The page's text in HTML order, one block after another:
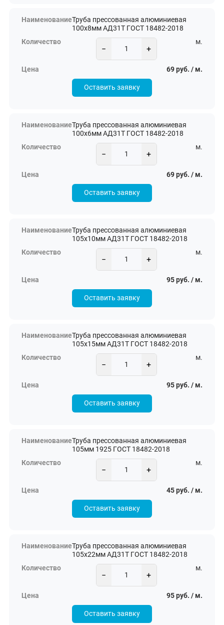
Труба прессованная алюминиевая
100х8мм АД31Т ГОСТ 18482-2018
− +
м.
69 руб. / м.
Оставить заявку
Труба прессованная алюминиевая
100х6мм АД31Т ГОСТ 18482-2018
− +
м.
69 руб. / м.
Оставить заявку
Труба прессованная алюминиевая
105х10мм АД31Т ГОСТ 18482-2018
− +
м.
95 руб. / м.
Оставить заявку
Труба прессованная алюминиевая
105х15мм АД31Т ГОСТ 18482-2018
− +
м.
95 руб. / м.
Оставить заявку
Труба прессованная алюминиевая
105мм 1925 ГОСТ 18482-2018
− +
м.
45 руб. / м.
Оставить заявку
Труба прессованная алюминиевая
105х22мм АД31Т ГОСТ 18482-2018
− +
м.
95 руб. / м.
Оставить заявку